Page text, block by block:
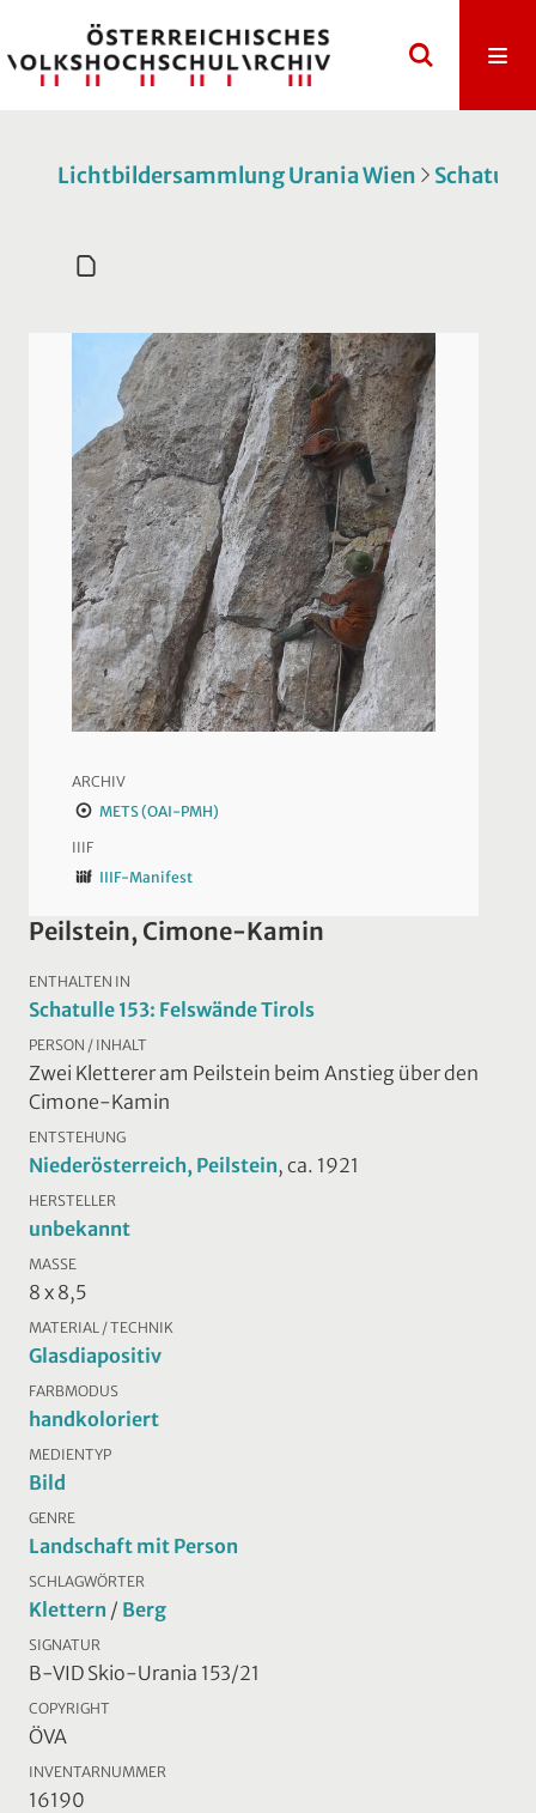
Lichtbildersammlung Urania Wien Schatulle
ARCHIV
METS (OAI-PMH)
IIIF
IIIF-Manifest
Peilstein, Cimone-Kamin
ENTHALTEN IN
Schatulle 153: Felswände Tirols
PERSON / INHALT
Zwei Kletterer am Peilstein beim Anstieg über den
Cimone-Kamin
ENTSTEHUNG
Niederösterreich, Peilstein, ca. 1921
HERSTELLER
unbekannt
MASSE
8 x 8,5
MATERIAL / TECHNIK
Glasdiapositiv
FARBMODUS
handkoloriert
MEDIENTYP
Bild
GENRE
Landschaft mit Person
SCHLAGWÖRTER
Klettern / Berg
SIGNATUR
B-VID Skio-Urania 153/21
COPYRIGHT
ÖVA
INVENTARNUMMER
16190